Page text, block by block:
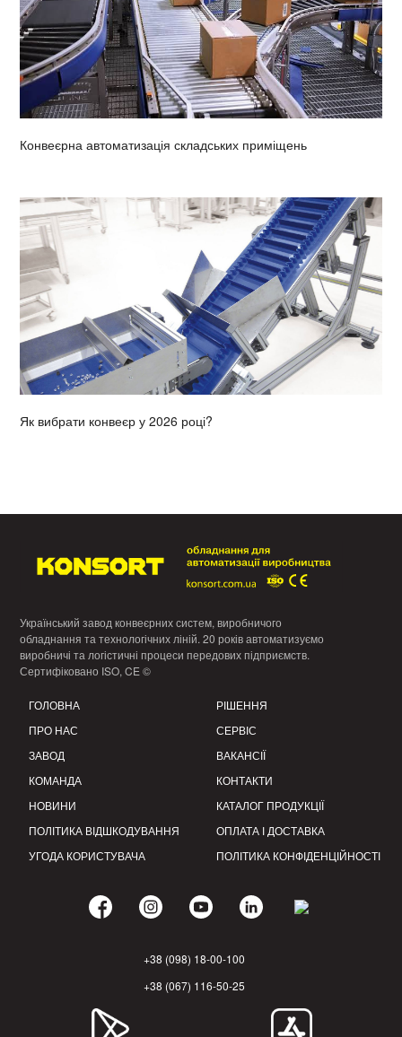
Конвеєрна автоматизація складських приміщень
Як вибрати конвеєр у 2026 році?
Український завод конвеєрних систем, виробничого
обладнання та технологічних ліній. 20 років автоматизуємо
виробничі та логістичні процеси передових підприємств.
Сертифіковано ISO, CE ©
ГОЛОВНА
ПРО НАС
ЗАВОД
КОМАНДА
НОВИНИ
ПОЛІТИКА ВІДШКОДУВАННЯ
УГОДА КОРИСТУВАЧА
РІШЕННЯ
СЕРВІС
ВАКАНСІЇ
КОНТАКТИ
КАТАЛОГ ПРОДУКЦІЇ
ОПЛАТА І ДОСТАВКА
ПОЛІТИКА КОНФІДЕНЦІЙНОСТІ
+38 (098) 18-00-100
+38 (067) 116-50-25